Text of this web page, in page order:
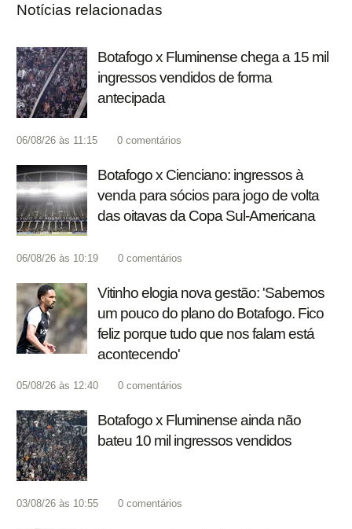
Notícias relacionadas
Botafogo x Fluminense chega a 15 mil
ingressos vendidos de forma
antecipada
06/08/26 às 11:15 0 comentários
Botafogo x Cienciano: ingressos à
venda para sócios para jogo de volta
das oitavas da Copa Sul-Americana
06/08/26 às 10:19 0 comentários
Vitinho elogia nova gestão: 'Sabemos
um pouco do plano do Botafogo. Fico
feliz porque tudo que nos falam está
acontecendo'
05/08/26 às 12:40 0 comentários
Botafogo x Fluminense ainda não
bateu 10 mil ingressos vendidos
03/08/26 às 10:55 0 comentários